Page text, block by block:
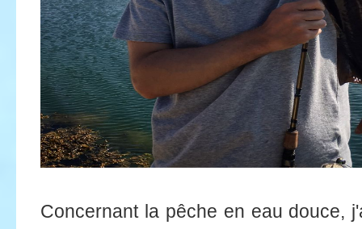
Concernant la pêche en eau douce,